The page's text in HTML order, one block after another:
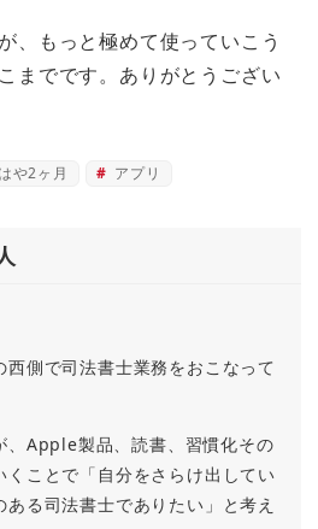
、もっと極めて使っていこう
までです。ありがとうござい
はや2ヶ月 アプリ
側で司法書士業務をおこなって
、Apple製品、読書、習慣化その
ことで「自分をさらけ出してい
る司法書士でありたい」と考え